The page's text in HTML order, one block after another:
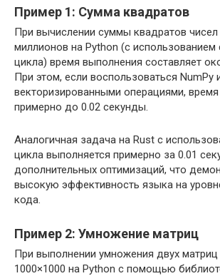
Пример 1: Сумма квадратов
При вычислении суммы квадратов
миллионов на Python (с использованием
цикла) время выполнения составляет
При этом, если воспользоваться NumPy
векторизированными операциями,
примерно до 0.02 секунды.
Аналогичная задача на Rust с
цикла выполняется примерно за 0.01
дополнительных оптимизаций, что
высокую эффективность языка на
кода.
Пример 2: Умножение матриц
При выполнении умножения двух
1000×1000 на Python с помощью